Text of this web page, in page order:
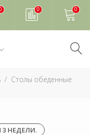
0 0
Столы обеденные
3 НЕДЕЛИ.